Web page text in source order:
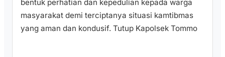
bentuk perhatian dan kepedulian kepada warga
masyarakat demi terciptanya situasi kamtibmas
yang aman dan kondusif. Tutup Kapolsek Tommo